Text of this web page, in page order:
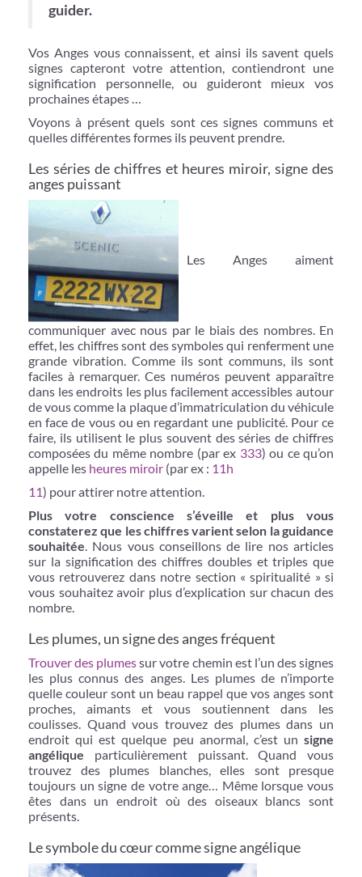
guider.
Vos Anges vous connaissent, et ainsi ils savent quels
signes capteront votre attention, contiendront une
signification personnelle, ou guideront mieux vos
prochaines étapes …
Voyons à présent quels sont ces signes communs et
quelles différentes formes ils peuvent prendre.
Les séries de chiffres et heures miroir, signe des
anges puissant
Les Anges aiment
communiquer avec nous par le biais des nombres. En
effet, les chiffres sont des symboles qui renferment une
grande vibration. Comme ils sont communs, ils sont
faciles à remarquer. Ces numéros peuvent apparaître
dans les endroits les plus facilement accessibles autour
de vous comme la plaque d’immatriculation du véhicule
en face de vous ou en regardant une publicité. Pour ce
faire, ils utilisent le plus souvent des séries de chiffres
composées du même nombre (par ex 333) ou ce qu’on
appelle les heures miroir (par ex : 11h
11) pour attirer notre attention.
Plus votre conscience s’éveille et plus vous
constaterez que les chiffres varient selon la guidance
souhaitée. Nous vous conseillons de lire nos articles
sur la signification des chiffres doubles et triples que
vous retrouverez dans notre section « spiritualité » si
vous souhaitez avoir plus d’explication sur chacun des
nombre.
Les plumes, un signe des anges fréquent
Trouver des plumessur votre chemin est l’un des signes
les plus connus des anges. Les plumes de n’importe
quelle couleur sont un beau rappel que vos anges sont
proches, aimants et vous soutiennent dans les
coulisses. Quand vous trouvez des plumes dans un
endroit qui est quelque peu anormal, c’est un signe
angélique particulièrement puissant. Quand vous
trouvez des plumes blanches, elles sont presque
toujours un signe de votre ange… Même lorsque vous
êtes dans un endroit où des oiseaux blancs sont
présents.
Le symbole du cœur comme signe angélique